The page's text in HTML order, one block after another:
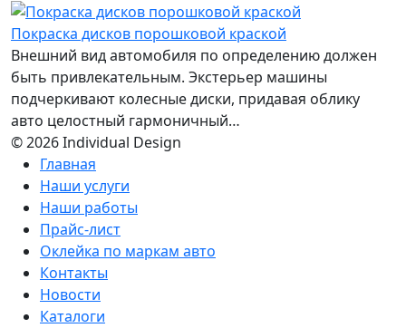
Покраска дисков порошковой краской
Внешний вид автомобиля по определению должен
быть привлекательным. Экстерьер машины
подчеркивают колесные диски, придавая облику
авто целостный гармоничный…
© 2026 Individual Design
Главная
Наши услуги
Наши работы
Прайс-лист
Оклейка по маркам авто
Контакты
Новости
Каталоги